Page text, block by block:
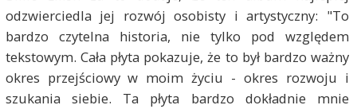
odzwierciedla jej rozwój osobisty i artystyczny: "To
bardzo czytelna historia, nie tylko pod względem
tekstowym. Cała płyta pokazuje, że to był bardzo ważny
okres przejściowy w moim życiu - okres rozwoju i
szukania siebie. Ta płyta bardzo dokładnie mnie